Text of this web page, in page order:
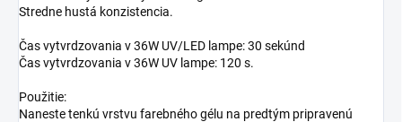
Stredne hustá konzistencia.
Čas vytvrdzovania v 36W UV/LED lampe: 30 sekúnd
Čas vytvrdzovania v 36W UV lampe: 120 s.
Použitie:
Naneste tenkú vrstvu farebného gélu na predtým pripravenú